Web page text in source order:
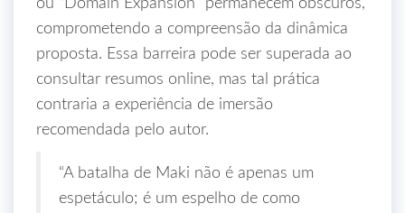
ou “Domain Expansion” permanecem obscuros,
comprometendo a compreensão da dinâmica
proposta. Essa barreira pode ser superada ao
consultar resumos online, mas tal prática
contraria a experiência de imersão
recomendada pelo autor.
“A batalha de Maki não é apenas um
espetáculo; é um espelho de como